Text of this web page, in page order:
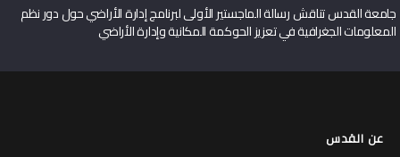
جامعة القدس تناقش رسالة الماجستير الأولى لبرنامج إدارة الأراضي حول دور نظم
المعلومات الجغرافية في تعزيز الحوكمة المكانية وإدارة الأراضي
عن القدس